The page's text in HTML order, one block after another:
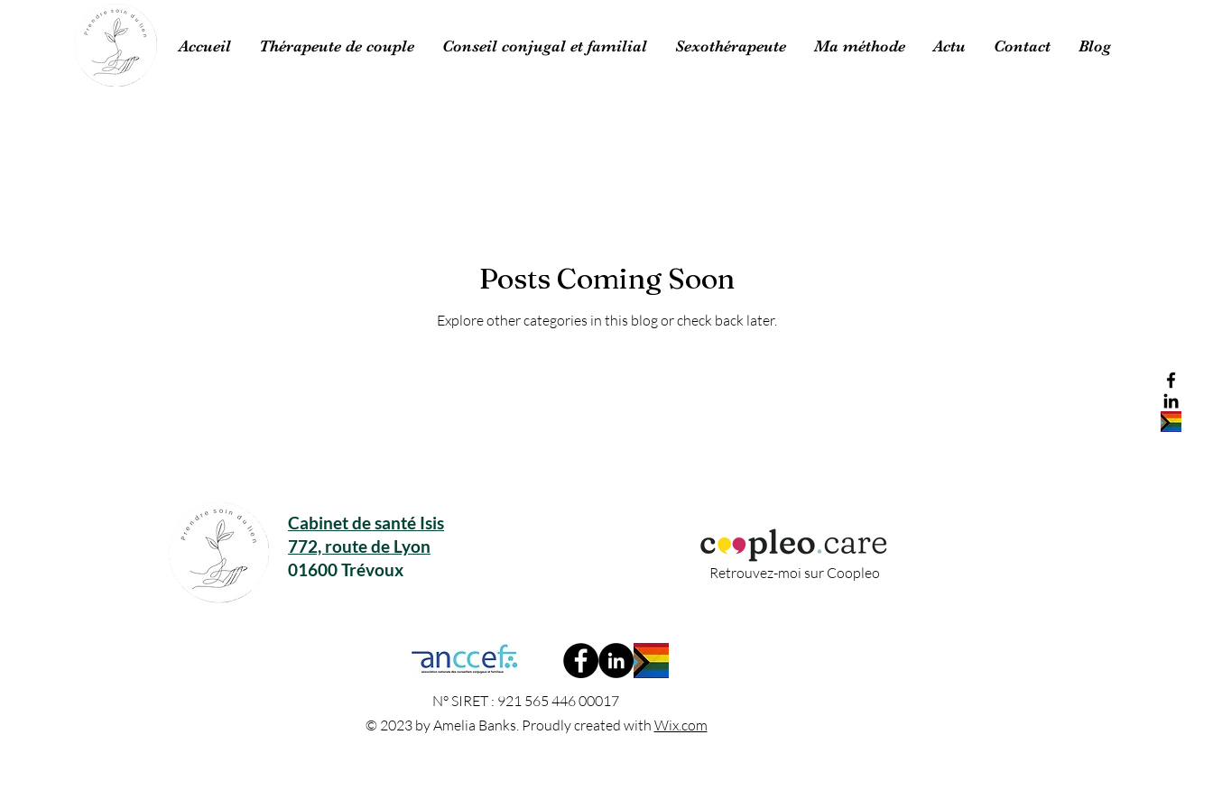
Accueil Thérapeute de couple Conseil conjugal et familial Sexothérapeute Ma méthode Actu Contact Blog
Posts Coming Soon
Explore other categories in this blog or check back later.
Cabinet de santé Isis
772, route de Lyon
01600 Trévoux
Retrouvez-moi sur Coopleo
N° SIRET : 921 565 446 00017
© 2023 by Amelia Banks. Proudly created with Wix.com